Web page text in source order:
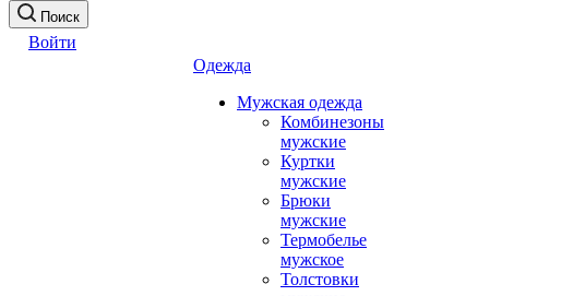
Поиск
Войти
Одежда
Мужская одежда
Комбинезоны
мужские
Куртки
мужские
Брюки
мужские
Термобелье
мужское
Толстовки